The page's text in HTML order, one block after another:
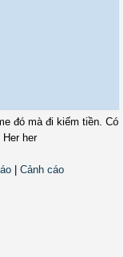
đó mà đi kiếm tiền. Có
her
Cảnh cáo